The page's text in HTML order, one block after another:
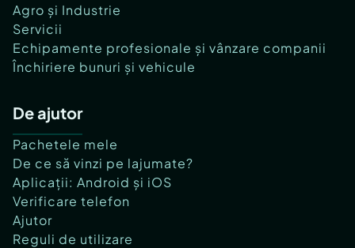
Agro și Industrie
Servicii
Echipamente profesionale și vânzare companii
Închiriere bunuri și vehicule
De ajutor
Pachetele mele
De ce să vinzi pe lajumate?
Aplicații: Android și iOS
Verificare telefon
Ajutor
Reguli de utilizare